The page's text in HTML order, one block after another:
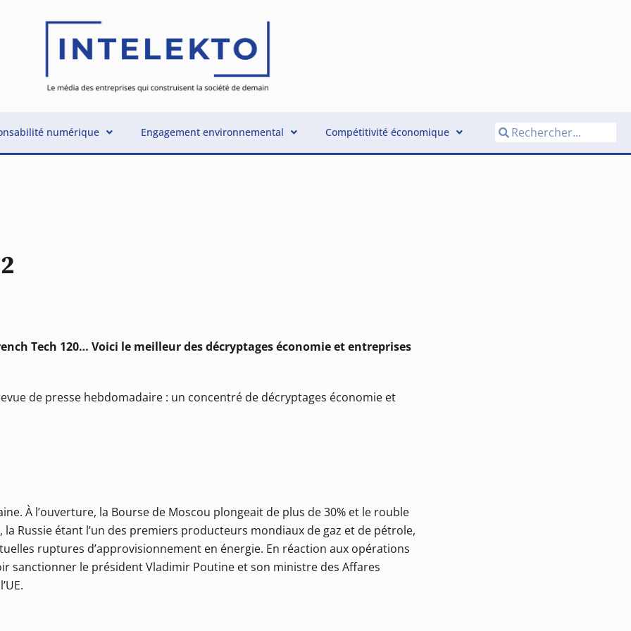
numérique Engagement environnemental Compétitivité économique
Tech 120… Voici le meilleur des décryptages économie et entreprises
de presse hebdomadaire : un concentré de décryptages économie et
À l’ouverture, la Bourse de Moscou plongeait de plus de 30% et le rouble
Russie étant l’un des premiers producteurs mondiaux de gaz et de pétrole,
ruptures d’approvisionnement en énergie. En réaction aux opérations
sanctionner le président Vladimir Poutine et son ministre des Affares